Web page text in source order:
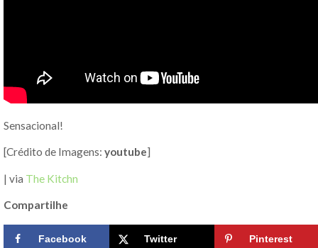
Sensacional!
[Crédito de Imagens: youtube]
| via The Kitchn
Compartilhe
Facebook Twitter Pinterest